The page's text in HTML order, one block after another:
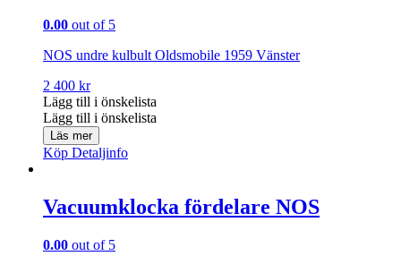
0.00 out of 5
NOS undre kulbult Oldsmobile 1959 Vänster
2 400 kr
Lägg till i önskelista
Lägg till i önskelista
Läs mer
Köp Detaljinfo
Vacuumklocka fördelare NOS
0.00 out of 5